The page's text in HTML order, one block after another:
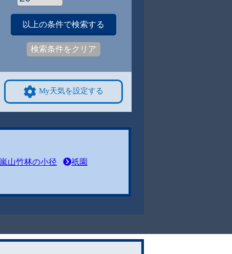
以上の条件で検索する
検索条件をクリア
My天気を設定する
嵐山竹林の小径
祇園